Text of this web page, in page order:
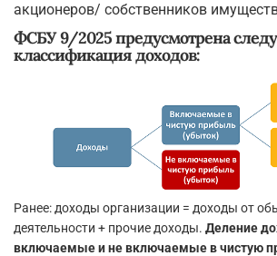
акционеров/ собственников
ФСБУ 9/2025 предусмотрена
классификация доходов:
Ранее: доходы организации = доходы от
деятельности + прочие доходы. Деление
включаемые и не включаемые в чистую